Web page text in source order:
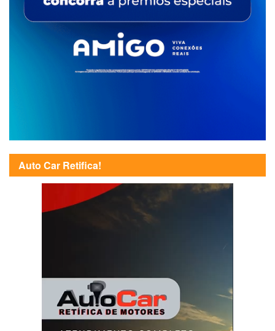
Auto Car Retifica!